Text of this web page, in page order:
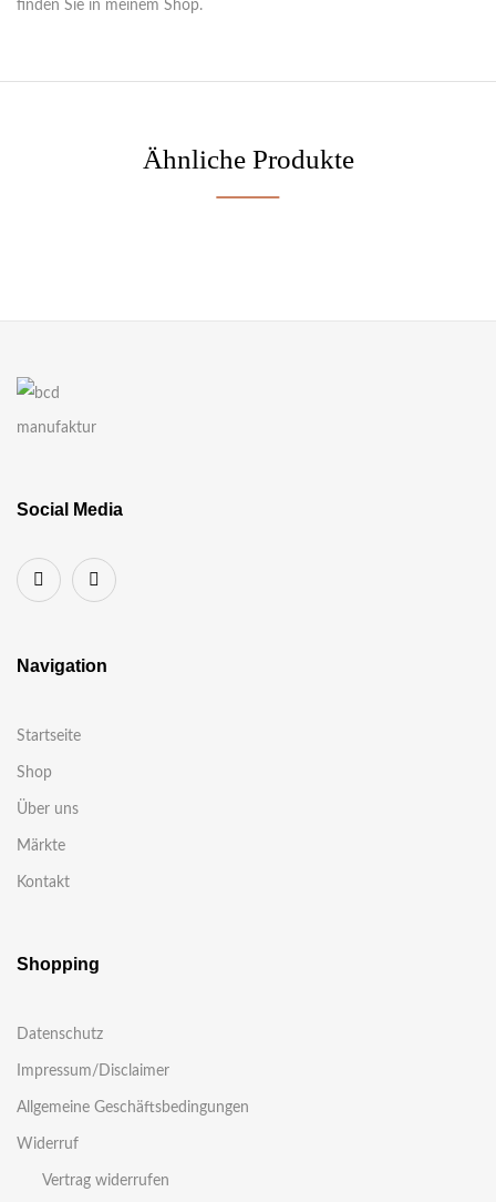
finden Sie in meinem Shop.
Ähnliche Produkte
Social Media
Navigation
Startseite
Shop
Über uns
Märkte
Kontakt
Shopping
Datenschutz
Impressum/Disclaimer
Allgemeine Geschäftsbedingungen
Widerruf
Vertrag widerrufen